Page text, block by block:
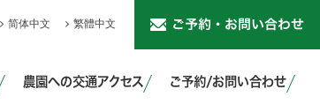
農園への交通アクセス ご予約/お問い合わせ
简体中文 繁體中文